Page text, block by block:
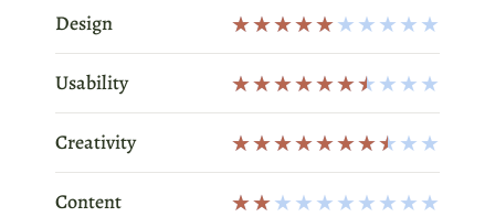
Design ★★★★★★ ★ ★ ★ ★
Usability ★★★★★★★ ★ ★ ★
Creativity ★★★★★★★★ ★ ★
Content ★★★ ★ ★ ★ ★ ★ ★ ★